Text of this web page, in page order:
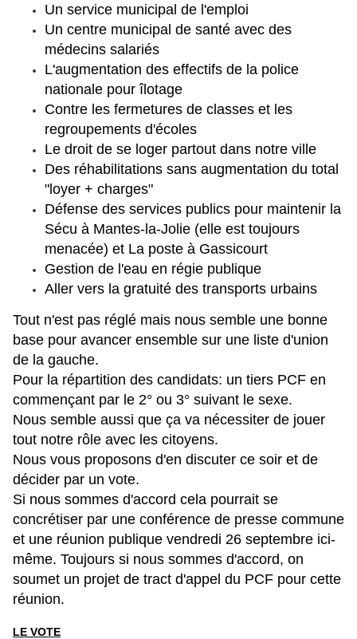
Un service municipal de l'emploi
Un centre municipal de santé avec des
médecins salariés
L'augmentation des effectifs de la police
nationale pour îlotage
Contre les fermetures de classes et les
regroupements d'écoles
Le droit de se loger partout dans notre ville
Des réhabilitations sans augmentation du total
"loyer + charges"
Défense des services publics pour maintenir la
Sécu à Mantes-la-Jolie (elle est toujours
menacée) et La poste à Gassicourt
Gestion de l'eau en régie publique
Aller vers la gratuité des transports urbains
Tout n'est pas réglé mais nous semble une bonne
base pour avancer ensemble sur une liste d'union
de la gauche.
Pour la répartition des candidats: un tiers PCF en
commençant par le 2° ou 3° suivant le sexe.
Nous semble aussi que ça va nécessiter de jouer
tout notre rôle avec les citoyens.
Nous vous proposons d'en discuter ce soir et de
décider par un vote.
Si nous sommes d'accord cela pourrait se
concrétiser par une conférence de presse commune
et une réunion publique vendredi 26 septembre ici-
même. Toujours si nous sommes d'accord, on
soumet un projet de tract d'appel du PCF pour cette
réunion.
LE VOTE